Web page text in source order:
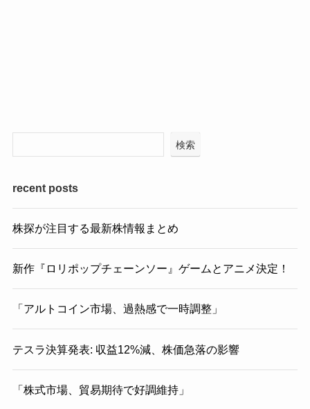
検索
recent posts
株探が注目する最新株情報まとめ
新作『ロリポップチェーンソー』ゲームとアニメ決定！
「アルトコイン市場、過熱感で一時調整」
テスラ決算発表: 収益12%減、株価急落の影響
「株式市場、貿易期待で好調維持」